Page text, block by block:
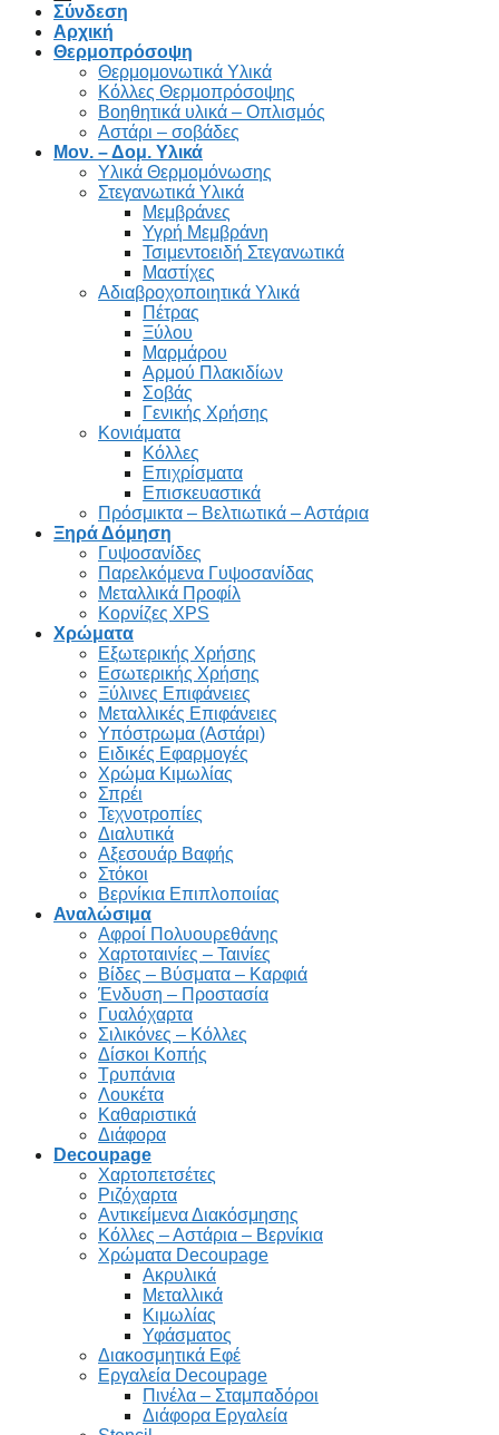
Σύνδεση
Αρχική
Θερμοπρόσοψη
Θερμομονωτικά Υλικά
Κόλλες Θερμοπρόσοψης
Βοηθητικά υλικά – Οπλισμός
Αστάρι – σοβάδες
Μον. – Δομ. Υλικά
Υλικά Θερμομόνωσης
Στεγανωτικά Υλικά
Μεμβράνες
Υγρή Μεμβράνη
Τσιμεντοειδή Στεγανωτικά
Μαστίχες
Αδιαβροχοποιητικά Υλικά
Πέτρας
Ξύλου
Μαρμάρου
Αρμού Πλακιδίων
Σοβάς
Γενικής Χρήσης
Κονιάματα
Κόλλες
Επιχρίσματα
Επισκευαστικά
Πρόσμικτα – Βελτιωτικά – Αστάρια
Ξηρά Δόμηση
Γυψοσανίδες
Παρελκόμενα Γυψοσανίδας
Μεταλλικά Προφίλ
Κορνίζες XPS
Χρώματα
Εξωτερικής Χρήσης
Εσωτερικής Χρήσης
Ξύλινες Επιφάνειες
Μεταλλικές Επιφάνειες
Υπόστρωμα (Αστάρι)
Ειδικές Εφαρμογές
Χρώμα Κιμωλίας
Σπρέι
Τεχνοτροπίες
Διαλυτικά
Αξεσουάρ Βαφής
Στόκοι
Βερνίκια Επιπλοποιίας
Αναλώσιμα
Αφροί Πολυουρεθάνης
Χαρτοταινίες – Ταινίες
Βίδες – Βύσματα – Καρφιά
Ένδυση – Προστασία
Γυαλόχαρτα
Σιλικόνες – Κόλλες
Δίσκοι Κοπής
Τρυπάνια
Λουκέτα
Καθαριστικά
Διάφορα
Decoupage
Χαρτοπετσέτες
Ριζόχαρτα
Αντικείμενα Διακόσμησης
Κόλλες – Αστάρια – Βερνίκια
Χρώματα Decoupage
Ακρυλικά
Μεταλλικά
Κιμωλίας
Υφάσματος
Διακοσμητικά Εφέ
Εργαλεία Decoupage
Πινέλα – Σταμπαδόροι
Διάφορα Εργαλεία